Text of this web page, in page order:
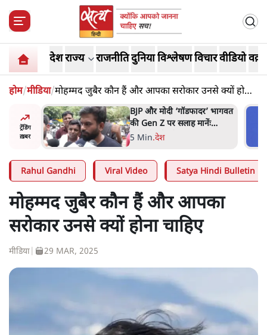
देशराज्य राजनीतिदुनियाविश्लेषणविचारवीडियो
होम/मीडिया/मोहम्मद जुबैर कौन हैं और आपका सरोकार उनसे क्यों होना
चाहिए
ट्रेंडिंग
ख़बर
भागवत
मार्क ज़करबर्ग का माफीनामाः ये
बहुत अंदर की बात है
9 Min.विश्लेषण
Rahul Gandhi Viral Video Satya Hindi Bulletin
मोहम्मद जुबैर कौन हैं और आपका
सरोकार उनसे क्यों होना चाहिए
मीडिया 29 MAR, 2025